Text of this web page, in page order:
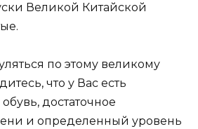
Великой Китайской
по этому великому
что у Вас есть
достаточное
и определенный уровень